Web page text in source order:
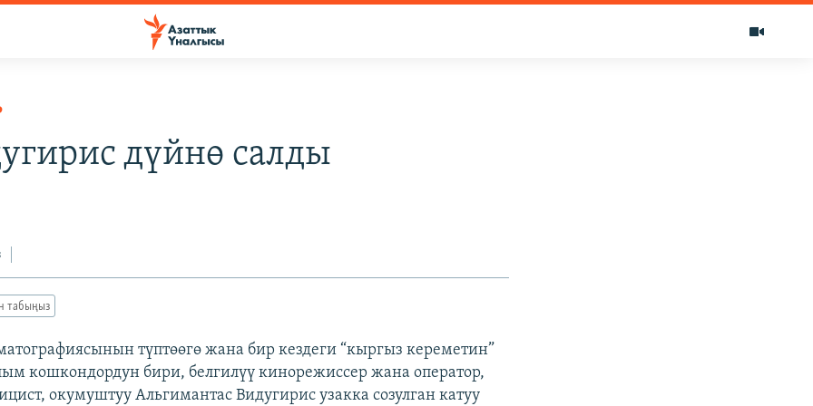
дүйнө салды
табыңыз
түптөөгө жана бир кездеги “кыргыз кереметин”
кошкондордун бири, белгилүү кинорежиссер жана оператор,
окумуштуу Альгимантас Видугирис узакка созулган катуу